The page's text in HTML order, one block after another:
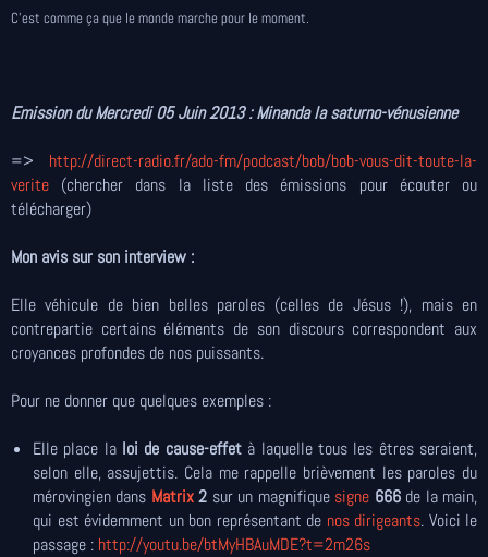
C’est comme ça que le monde marche pour le moment.
Emission du Mercredi 05 Juin 2013 : Minanda la saturno-vénusienne
=> http://direct-radio.fr/ado-fm/podcast/bob/bob-vous-dit-toute-la-
verite (chercher dans la liste des émissions pour écouter ou
télécharger)
Mon avis sur son interview :
Elle véhicule de bien belles paroles (celles de Jésus !), mais en
contrepartie certains éléments de son discours correspondent aux
croyances profondes de nos puissants.
Pour ne donner que quelques exemples :
Elle place la loi de cause-effetà laquelle tous les êtres seraient,
selon elle, assujettis. Cela me rappelle brièvement les paroles du
mérovingien dans Matrix2 sur un magnifique signe 666de la main,
qui est évidemment un bon représentant de nos dirigeants. Voici le
passage : http://youtu.be/btMyHBAuMDE?t=2m26s